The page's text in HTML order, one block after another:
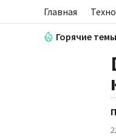
Главная
Горячие